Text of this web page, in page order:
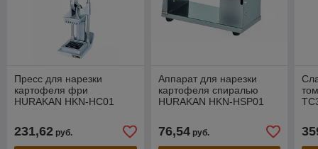
Пресс для нарезки
картофеля фри
HURAKAN HKN-HC01
231,62 руб.
Аппарат для нарезки
картофеля спиралью
HURAKAN HKN-HSP01
76,54руб.